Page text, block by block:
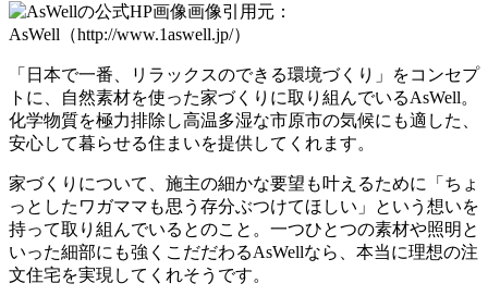
画像引用元：
AsWell（http://www.1aswell.jp/）
「日本で一番、リラックスのできる環境づくり」をコンセプ
トに、
自然素材を使った家づくり に取り組んでいるAsWell。
化学物質を極力排除し高温多湿な市原市の気候にも適した、
安心して暮らせる住まいを提供してくれます。
家づくりについて、施主の細かな要望も叶えるために「ちょ
っとしたワガママも思う存分ぶつけてほしい」という想いを
持って取り組んでいるとのこと。一つひとつの素材や照明と
いった細部にも強くこだだわるAsWellなら、本当に理想の注
文住宅を実現してくれそうです。